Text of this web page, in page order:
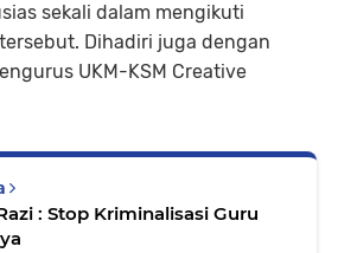
sekali dalam mengikuti
Dihadiri juga dengan
UKM-KSM Creative
: Stop Kriminalisasi Guru